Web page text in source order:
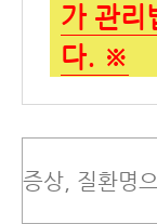
가 관리
다. ※